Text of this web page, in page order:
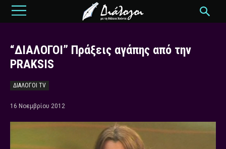
“ΔΙΑΛΟΓΟΙ” Πράξεις αγάπης από την
PRAKSIS
ΔΙΑΛΟΓΟΙ TV
16 Νοεμβρίου 2012